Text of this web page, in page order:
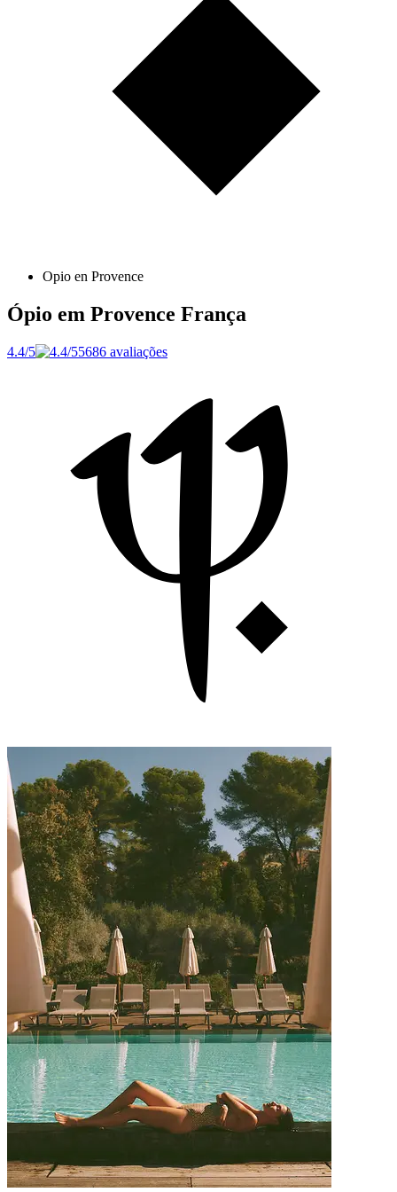
Opio en Provence
Ópio em Provence França
4.4/5 5686 avaliações